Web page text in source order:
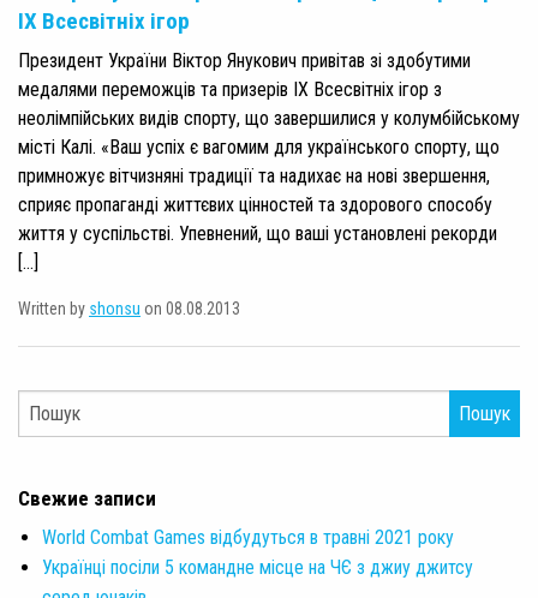
IX Всесвітніх ігор
Президент України Віктор Янукович привітав зі здобутими
медалями переможців та призерів IX Всесвітніх ігор з
неолімпійських видів спорту, що завершилися у колумбійському
місті Калі. «Ваш успіх є вагомим для українського спорту, що
примножує вітчизняні традиції та надихає на нові звершення,
сприяє пропаганді життєвих цінностей та здорового способу
життя у суспільстві. Упевнений, що ваші установлені рекорди
[…]
Written by shonsu on 08.08.2013
Пошук
Свежие записи
World Combat Games відбудуться в травні 2021 року
Українці посіли 5 командне місце на ЧЄ з джиу джитсу